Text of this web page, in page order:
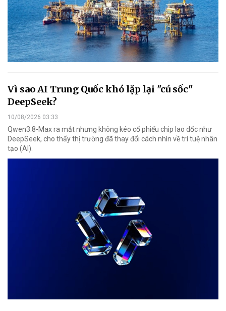
Vì sao AI Trung Quốc khó lặp lại "cú sốc"
DeepSeek?
10/08/2026 03:33
Qwen3.8-Max ra mắt nhưng không kéo cổ phiếu chip lao dốc như
DeepSeek, cho thấy thị trường đã thay đổi cách nhìn về trí tuệ nhân
tạo (AI).